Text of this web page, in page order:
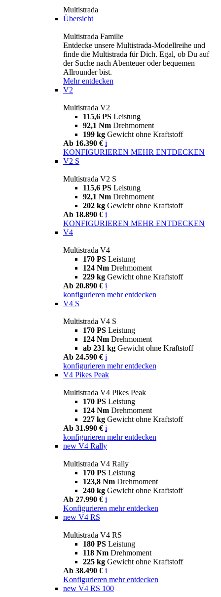
Multistrada
Übersicht
Multistrada Familie
Entdecke unsere Multistrada-Modellreihe und
finde die Multistrada für Dich. Egal, ob Du auf
der Suche nach Abenteuer oder bequemen
Allrounder bist.
Mehr entdecken
V2
Multistrada V2
115,6 PS Leistung
92,1 Nm Drehmoment
199 kg Gewicht ohne Kraftstoff
Ab 16.390 € i
KONFIGURIEREN MEHR ENTDECKEN
V2 S
Multistrada V2 S
115,6 PS Leistung
92,1 Nm Drehmoment
202 kg Gewicht ohne Kraftstoff
Ab 18.890 € i
KONFIGURIEREN MEHR ENTDECKEN
V4
Multistrada V4
170 PS Leistung
124 Nm Drehmoment
229 kg Gewicht ohne Kraftstoff
Ab 20.890 € i
konfigurieren mehr entdecken
V4 S
Multistrada V4 S
170 PS Leistung
124 Nm Drehmoment
ab 231 kg Gewicht ohne Kraftstoff
Ab 24.590 € i
konfigurieren mehr entdecken
V4 Pikes Peak
Multistrada V4 Pikes Peak
170 PS Leistung
124 Nm Drehmoment
227 kg Gewicht ohne Kraftstoff
Ab 31.990 € i
konfigurieren mehr entdecken
new V4 Rally
Multistrada V4 Rally
170 PS Leistung
123,8 Nm Drehmoment
240 kg Gewicht ohne Kraftstoff
Ab 27.990 € i
Konfigurieren mehr entdecken
new V4 RS
Multistrada V4 RS
180 PS Leistung
118 Nm Drehmoment
225 kg Gewicht ohne Kraftstoff
Ab 38.490 € i
Konfigurieren mehr entdecken
new V4 RS 100